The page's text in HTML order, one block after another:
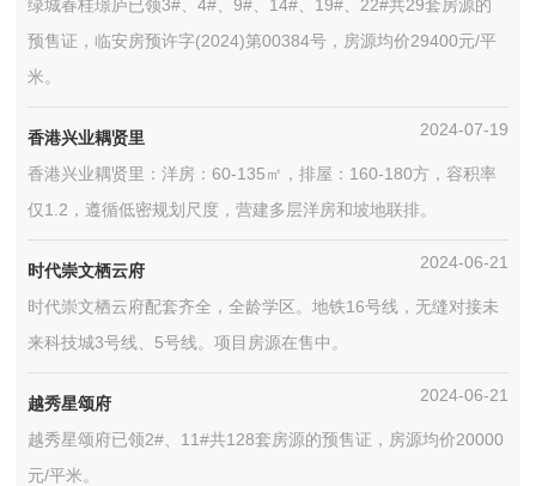
绿城春桂璟庐已领3#、4#、9#、14#、19#、22#共29套房源的
预售证，临安房预许字(2024)第00384号，房源均价29400元/平
米。
香港兴业耦贤里 2024-07-19
香港兴业耦贤里：洋房：60-135㎡，排屋：160-180方，容积率
仅1.2，遵循低密规划尺度，营建多层洋房和坡地联排。
时代崇文栖云府 2024-06-21
时代崇文栖云府配套齐全，全龄学区。地铁16号线，无缝对接未
来科技城3号线、5号线。项目房源在售中。
越秀星颂府 2024-06-21
越秀星颂府已领2#、11#共128套房源的预售证，房源均价20000
元/平米。